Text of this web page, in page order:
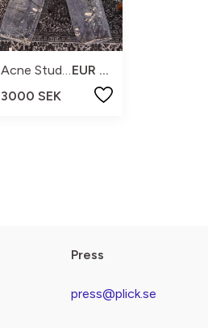
Acne Studios
EUR 48
3000 SEK
Press
press@plick.se